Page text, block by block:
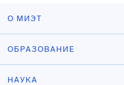
О МИЭТ
ОБРАЗОВАНИЕ
НАУКА